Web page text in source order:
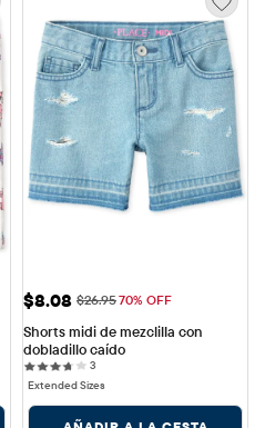
Precio de venta: $8.08
$8.08 Precio original: $26.95
$26.9570% OFF
Shorts midi de mezclilla con
dobladillo caído
33 reviews
Extended Sizes